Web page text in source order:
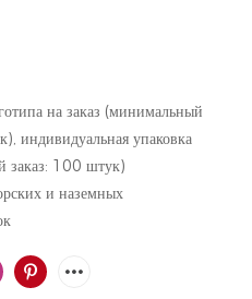
на заказ (минимальный
индивидуальная упаковка
заказ: 100 штук)
и наземных